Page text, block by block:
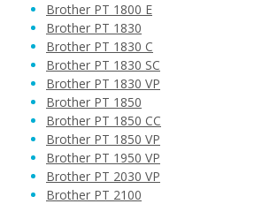
Brother PT 1800 E
Brother PT 1830
Brother PT 1830 C
Brother PT 1830 SC
Brother PT 1830 VP
Brother PT 1850
Brother PT 1850 CC
Brother PT 1850 VP
Brother PT 1950 VP
Brother PT 2030 VP
Brother PT 2100